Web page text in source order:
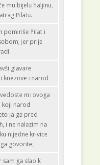
mu bijelu haljinu,
Pilatu.
pomiriše Pilat i
jer prije
glavare
knezove i narod
mi ovoga
koji narod
ja ga pred
i ne nalazim na
nijedne krivice
govorite;
sam ga slao k